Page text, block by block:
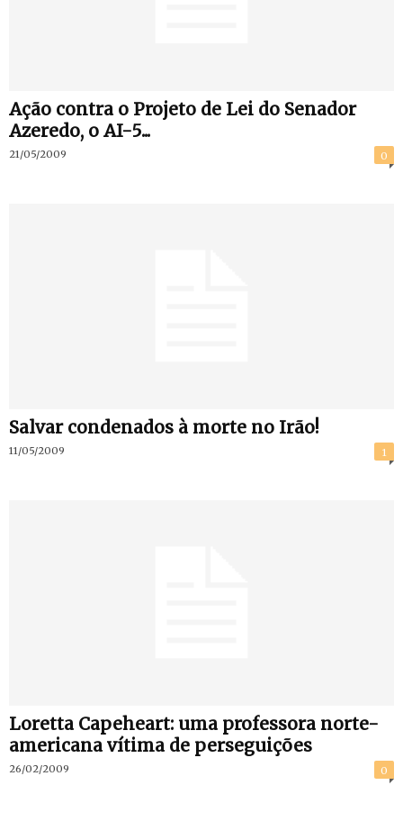
Ação contra o Projeto de Lei do Senador
Azeredo, o AI-5...
21/05/2009 0
Salvar condenados à morte no Irão!
11/05/2009 1
Loretta Capeheart: uma professora norte-
americana vítima de perseguições
26/02/2009 0